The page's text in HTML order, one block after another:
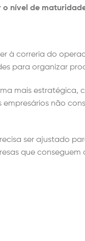
o nível de
à correria do
para organizar
mais estratégica,
não
ser ajustado
que